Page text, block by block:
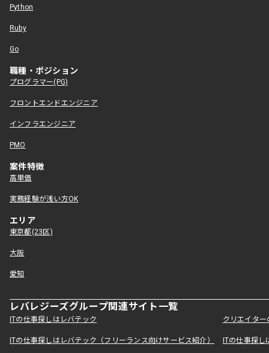
Python
Ruby
Go
職種・ポジション
プログラマー(PG)
フロントエンドエンジニア
インフラエンジニア
PMO
案件特徴
高単価
実務経験が浅い方OK
エリア
東京都(23区)
大阪
愛知
レバレジーズグループ関連サイト一覧
ITの仕事探しはレバテック クリエイタ
ITの仕事探しはレバテック（フリーランス向けサービス紹介） ITの仕事探